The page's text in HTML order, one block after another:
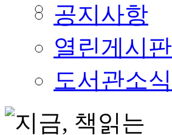
공지사항
열린게시판
도서관소식